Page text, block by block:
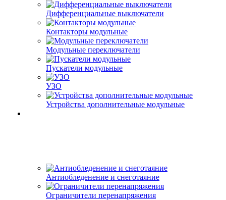
Дифференциальные выключатели
Контакторы модульные
Модульные переключатели
Пускатели модульные
УЗО
Устройства дополнительные модульные
Антиобледенение и снеготаяние
Ограничители перенапряжения